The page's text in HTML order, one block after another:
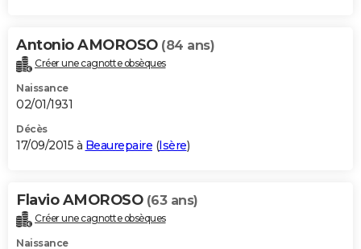
Antonio AMOROSO (84 ans)
Créer une cagnotte obsèques
Naissance
02/01/1931
Décès
17/09/2015 à Beaurepaire (Isère)
Flavio AMOROSO (63 ans)
Créer une cagnotte obsèques
Naissance